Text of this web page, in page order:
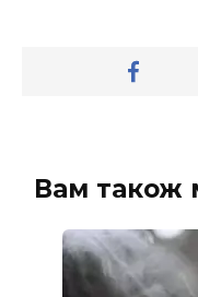
Вам також